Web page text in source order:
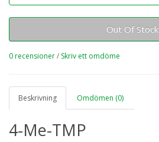
Out Of Stock
0 recensioner/ Skriv ett omdöme
Beskrivning Omdömen (0)
4-Me-TMP